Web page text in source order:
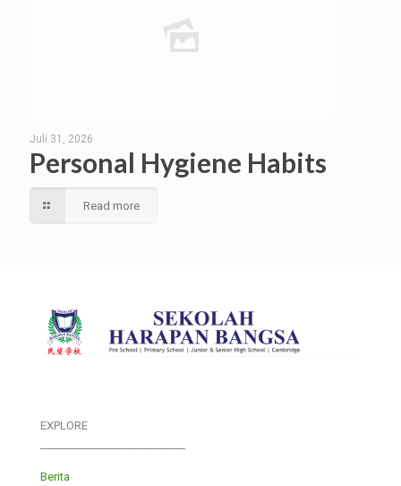
Juli 31, 2026
Personal Hygiene Habits
Read more
EXPLORE
Berita